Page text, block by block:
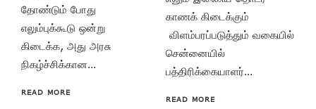
தோண்டும் போது
எலும்புக்கூடு ஒன்று
கிடைக்க, அது அரசு
நிகழ்ச்சிக்கான…
READ MORE
காணக் கிடைக்கும்
விளம்பரப்படுத்தும் வகையில்
சென்னையில்
பத்திரிக்கையாளர்…
READ MORE